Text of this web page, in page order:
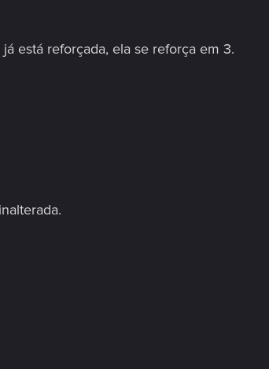
está reforçada, ela se reforça em 3.